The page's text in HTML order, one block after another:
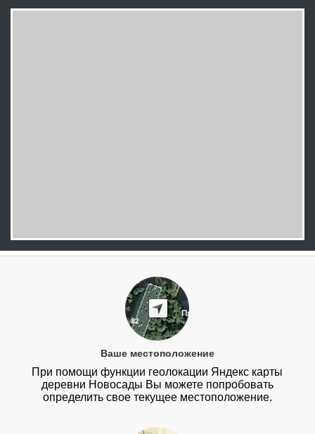
Ваше местоположение
При помощи функции геолокации Яндекс карты
деревни Новосады Вы можете попробовать
определить свое текущее местоположение.